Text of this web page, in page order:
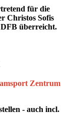
für die
Christos Sofis
überreicht.
Zentrum
- auch incl.